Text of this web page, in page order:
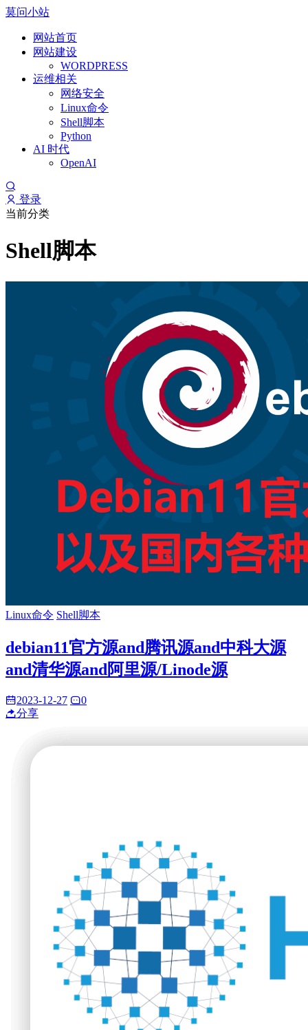
莫问小站
网站首页
网站建设
WORDPRESS
运维相关
网络安全
Linux命令
Shell脚本
Python
AI 时代
OpenAI
登录
当前分类
Shell脚本
Linux命令 Shell脚本
debian11官方源and腾讯源and中科大源
and清华源and阿里源/Linode源
2023-12-27
0
分享